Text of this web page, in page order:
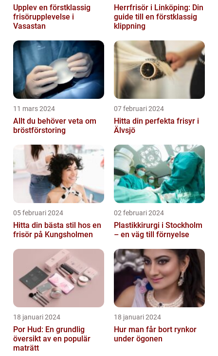
Upplev en förstklassig
frisörupplevelse i
Vasastan
Herrfrisör i Linköping: Din
guide till en förstklassig
klippning
11 mars 2024
Allt du behöver veta om
bröstförstoring
07 februari 2024
Hitta din perfekta frisyr i
Älvsjö
05 februari 2024
Hitta din bästa stil hos en
frisör på Kungsholmen
02 februari 2024
Plastikkirurgi i Stockholm
– en väg till förnyelse
18 januari 2024
Por Hud: En grundlig
översikt av en populär
maträtt
18 januari 2024
Hur man får bort rynkor
under ögonen